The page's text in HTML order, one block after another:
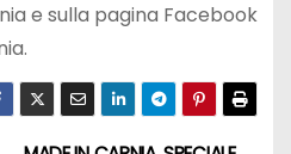
e sulla pagina Facebook